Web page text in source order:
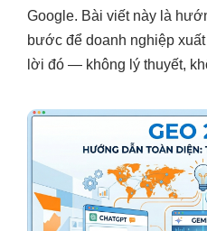
Google. Bài viết này là
bước để doanh nghiệp
lời đó — không lý thuyết,